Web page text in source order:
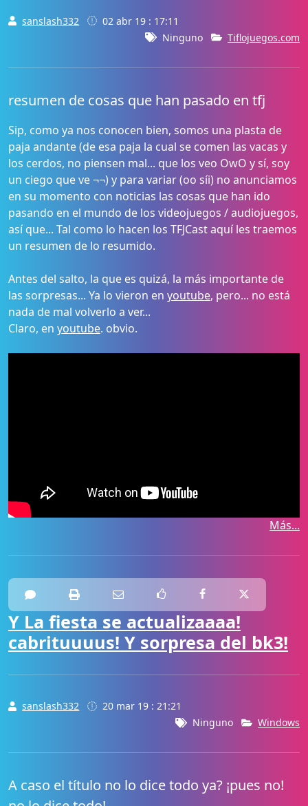
sanslash332
02 abr 19 : 17:11
Ninguno
Tiflojuegos.com
resumen de cosas que han pasado en tfj
Sip, como ya nos conocen bien, somos una plasta de
paja andante (de esa paja la cual se comen las vacas y
los cerdos, no piensen mal... que los veo OwO y sí, soy
un ciego que ve ¬¬) y para variar (oo síi) no anunciamos
en su momento con noticias las cosas que han ido
pasando en el mundo de los videojuegos / audiojuegos,
así que... Tal como lo hacen los TFJCast aquí les traemos
un resumen de lo resumido.
Antes del salto, la que es quizá, la más importante de
las sorpresas... Ya lo vieron en youtube, pero... no está
nada de mal volverlo a ver...
Claro, en youtube. obvio.
Más...
Y La fiesta se actualizaaaa!
cabrituuuus! Y sorpresa del bk3!
sanslash332
20 mar 19 : 21:21
Ninguno
Windows
A caso el título no lo dice todo ya? ¡pues no!